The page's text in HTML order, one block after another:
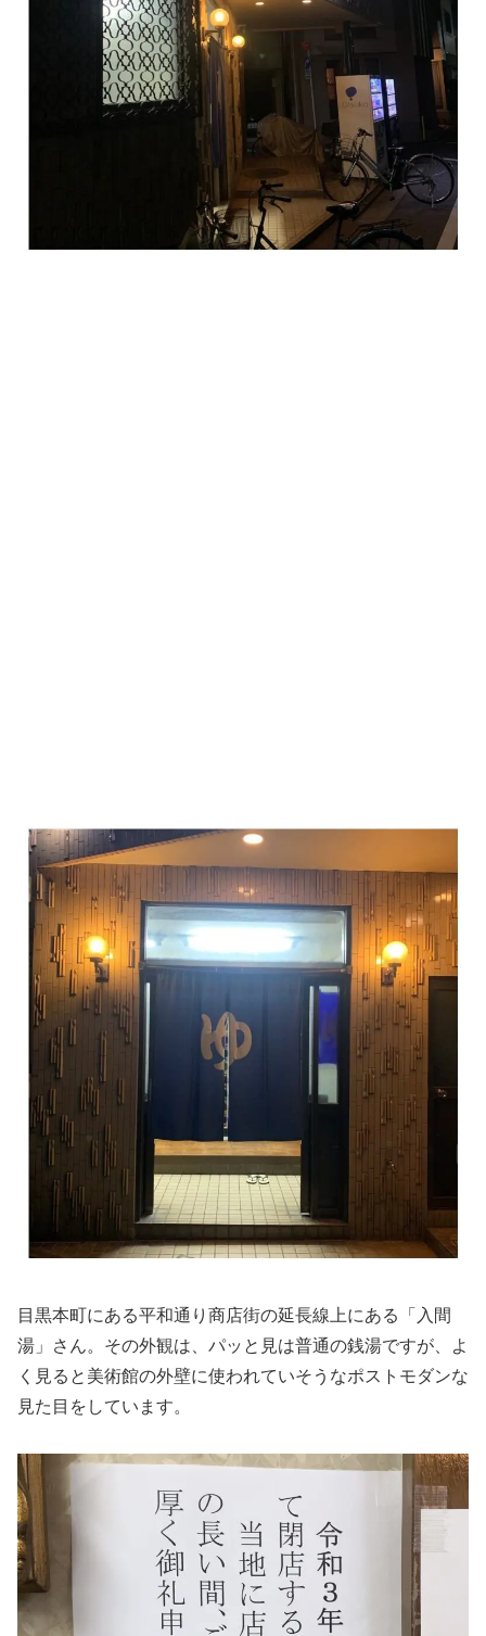
目黒本町にある平和通り商店街の延長線上にある「入間
湯」さん。その外観は、パッと見は普通の銭湯ですが、よ
く見ると美術館の外壁に使われていそうなポストモダンな
見た目をしています。